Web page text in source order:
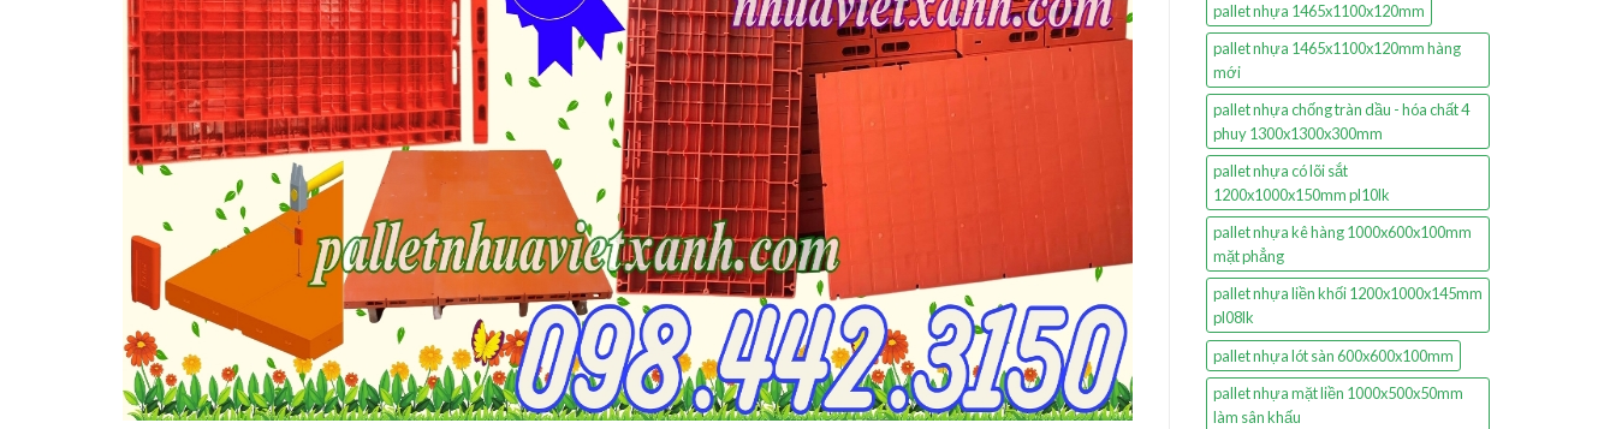
pallet nhựa 1465x1100x120mm
pallet nhựa 1465x1100x120mm hàng
mới
pallet nhựa chống tràn dầu - hóa chất 4
phuy 1300x1300x300mm
pallet nhựa có lõi sắt
1200x1000x150mm pl10lk
pallet nhựa kê hàng 1000x600x100mm
mặt phẳng
pallet nhựa liền khối 1200x1000x145mm
pl08lk
pallet nhựa lót sàn 600x600x100mm
pallet nhựa mặt liền 1000x500x50mm
làm sân khấu